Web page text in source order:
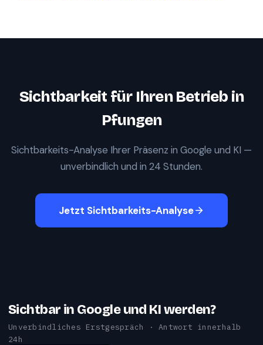
Sichtbarkeit für Ihren Betrieb in
Pfungen
Sichtbarkeits-Analyse Ihrer Präsenz in Google und KI —
unverbindlich und in 24 Stunden.
Jetzt Sichtbarkeits-Analyse
Sichtbar in Google und KI werden?
Unverbindliches Erstgespräch · Antwort innerhalb
24h